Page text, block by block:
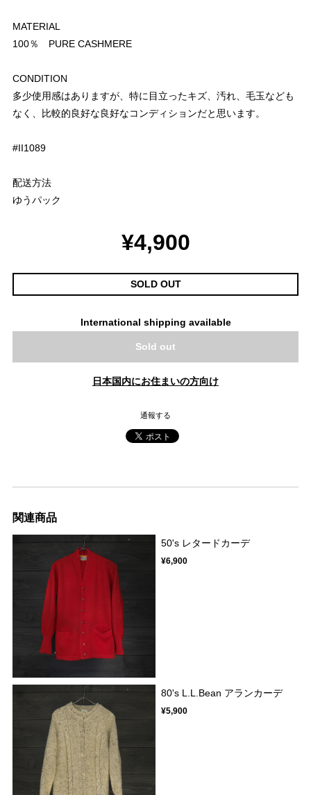
MATERIAL
100％ PURE CASHMERE
CONDITION
多少使用感はありますが、特に目立ったキズ、汚れ、毛玉なども
なく、比較的良好な良好なコンディションだと思います。
#II1089
配送方法
ゆうパック
¥4,900
SOLD OUT
International shipping available
Sold out
日本国内にお住まいの方向け
通報する
関連商品
50's レタードカーデ
¥6,900
80's L.L.Bean アランカーデ
¥5,900